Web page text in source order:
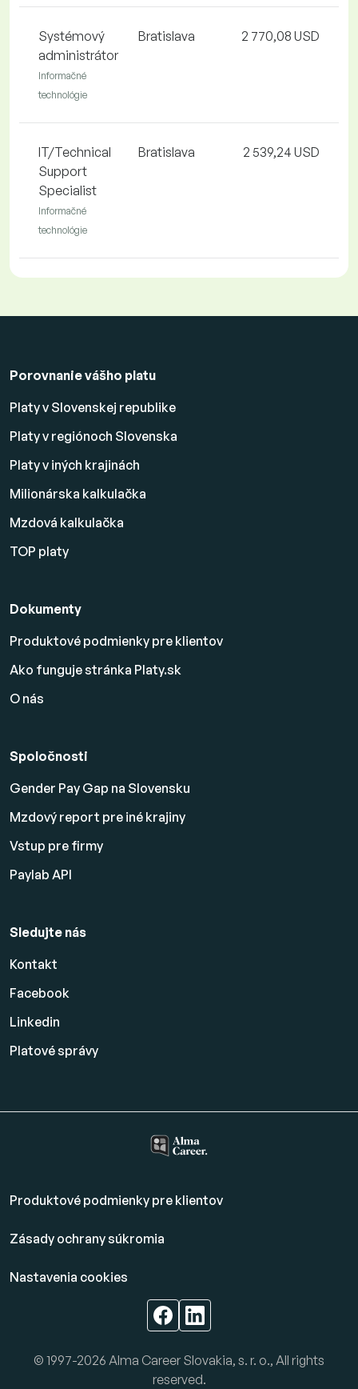
Systémový
administrátor
Informačné
technológie
Bratislava 2 770,08 USD
IT/Technical
Support
Specialist
Informačné
technológie
Bratislava 2 539,24 USD
Porovnanie vášho platu
Platy v Slovenskej republike
Platy v regiónoch Slovenska
Platy v iných krajinách
Milionárska kalkulačka
Mzdová kalkulačka
TOP platy
Dokumenty
Produktové podmienky pre klientov
Ako funguje stránka Platy.sk
O nás
Spoločnosti
Gender Pay Gap na Slovensku
Mzdový report pre iné krajiny
Vstup pre firmy
Paylab API
Sledujte nás
Kontakt
Facebook
Linkedin
Platovésprávy
Produktové podmienky pre klientov
Zásady ochrany súkromia
Nastavenia cookies
© 1997-2026 Alma Career Slovakia, s. r. o., All rights
reserved.